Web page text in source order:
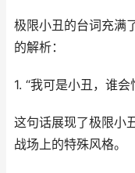
极限小丑的台词充满
的解析：
1. “我可是小丑，谁会
这句话展现了极限小
战场上的特殊风格。